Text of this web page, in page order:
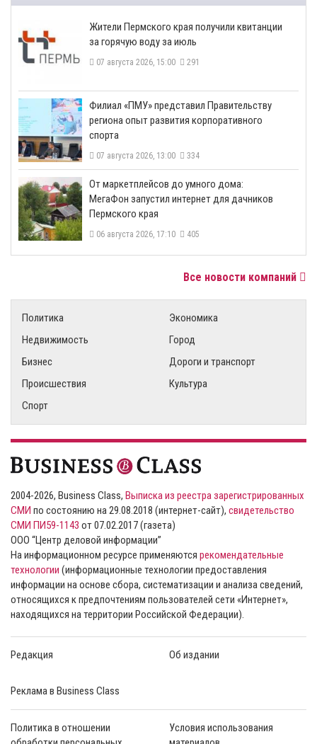
​Жители Пермского края получили квитанции
за горячую воду за июль
07 августа 2026, 15:00 291
​Филиал «ПМУ» представил Правительству
региона опыт развития корпоративного
спорта
07 августа 2026, 13:00 334
От маркетплейсов до умного дома:
МегаФон запустил интернет для дачников
Пермского края
06 августа 2026, 17:10 405
Все новости компаний
Политика
Экономика
Недвижимость
Город
Бизнес
Дороги и транспорт
Происшествия
Культура
Спорт
2004-2026, Business Class, Выписка из реестра зарегистрированных
СМИ по состоянию на 29.08.2018 (интернет-сайт), свидетельство
СМИ ПИ59-1143 от 07.02.2017 (газета)
ООО “Центр деловой информации”
На информационном ресурсе применяются рекомендательные
технологии (информационные технологии предоставления
информации на основе сбора, систематизации и анализа сведений,
относящихся к предпочтениям пользователей сети «Интернет»,
находящихся на территории Российской Федерации).
Редакция Об издании
Реклама в Business Class
Политика в отношении
Условия использования